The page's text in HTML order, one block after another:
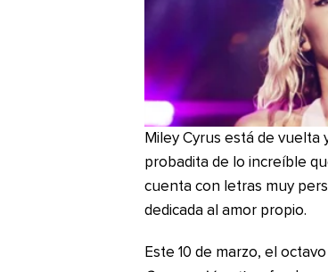
Miley Cyrus está de vuelta
probadita de lo increíble
cuenta con letras muy
dedicada al amor propio.
Este 10 de marzo, el